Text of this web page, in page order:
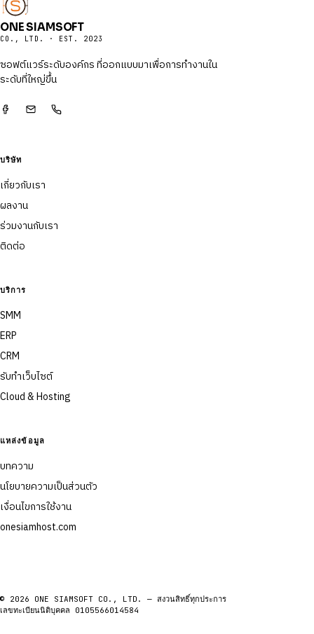
ONE SIAMSOFT
CO., LTD. · EST. 2023
ซอฟต์แวร์ระดับองค์กร ที่ออกแบบมาเพื่อการทำงานใน
ระดับที่ใหญ่ขึ้น
บริษัท
เกี่ยวกับเรา
ผลงาน
ร่วมงานกับเรา
ติดต่อ
บริการ
SMM
ERP
CRM
รับทำเว็บไซต์
Cloud & Hosting
แหล่งข้อมูล
บทความ
นโยบายความเป็นส่วนตัว
เงื่อนไขการใช้งาน
onesiamhost.com
© 2026 ONE SIAMSOFT CO., LTD. — สงวนสิทธิ์ทุกประการ
เลขทะเบียนนิติบุคคล 0105566014584